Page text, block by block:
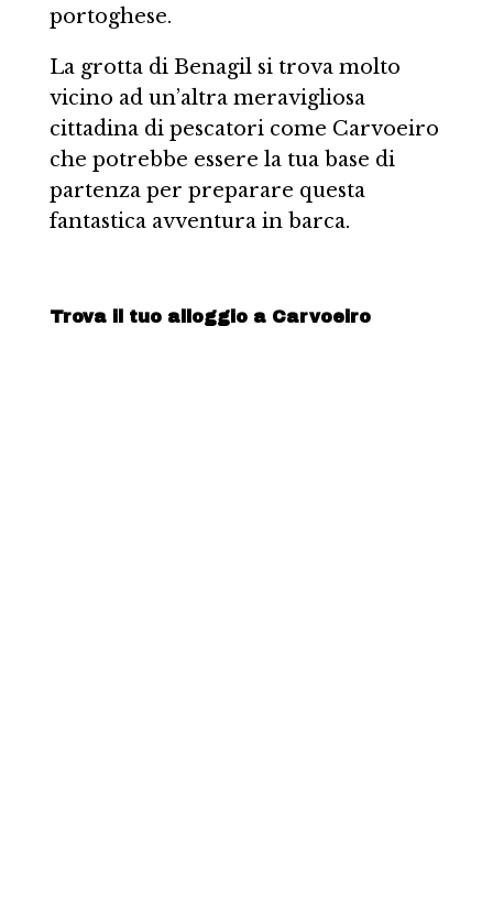
portoghese.
La grotta di Benagil si trova molto
vicino ad un’altra meravigliosa
cittadina di pescatori come Carvoeiro
che potrebbe essere la tua base di
partenza per preparare questa
fantastica avventura in barca.
Trova il tuo alloggio a Carvoeiro